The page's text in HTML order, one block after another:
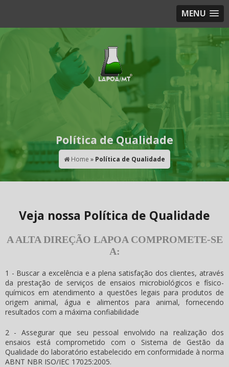
MENU
Home » Política de Qualidade
Política de Qualidade
Veja nossa Política de Qualidade
A ALTA DIREÇÃO LAPOA COMPROMETE-SE
A:
1 - Buscar a excelência e a plena satisfação dos clientes, através
da prestação de serviços de ensaios microbiológicos e físico-
químicos em atendimento a questões legais para produtos de
origem animal, água e alimentos para animal, fornecendo
resultados com a máxima confiabilidade
2 - Assegurar que seu pessoal envolvido na realização dos
ensaios está comprometido com o Sistema de Gestão da
Qualidade do laboratório estabelecido em conformidade à norma
ABNT NBR ISO/IEC 17025:2005.